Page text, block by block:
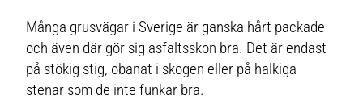
Många grusvägar i Sverige är ganska hårt packade
och även där gör sig asfaltsskon bra. Det är endast
på stökig stig, obanat i skogen eller på halkiga
stenar som de inte funkar bra.